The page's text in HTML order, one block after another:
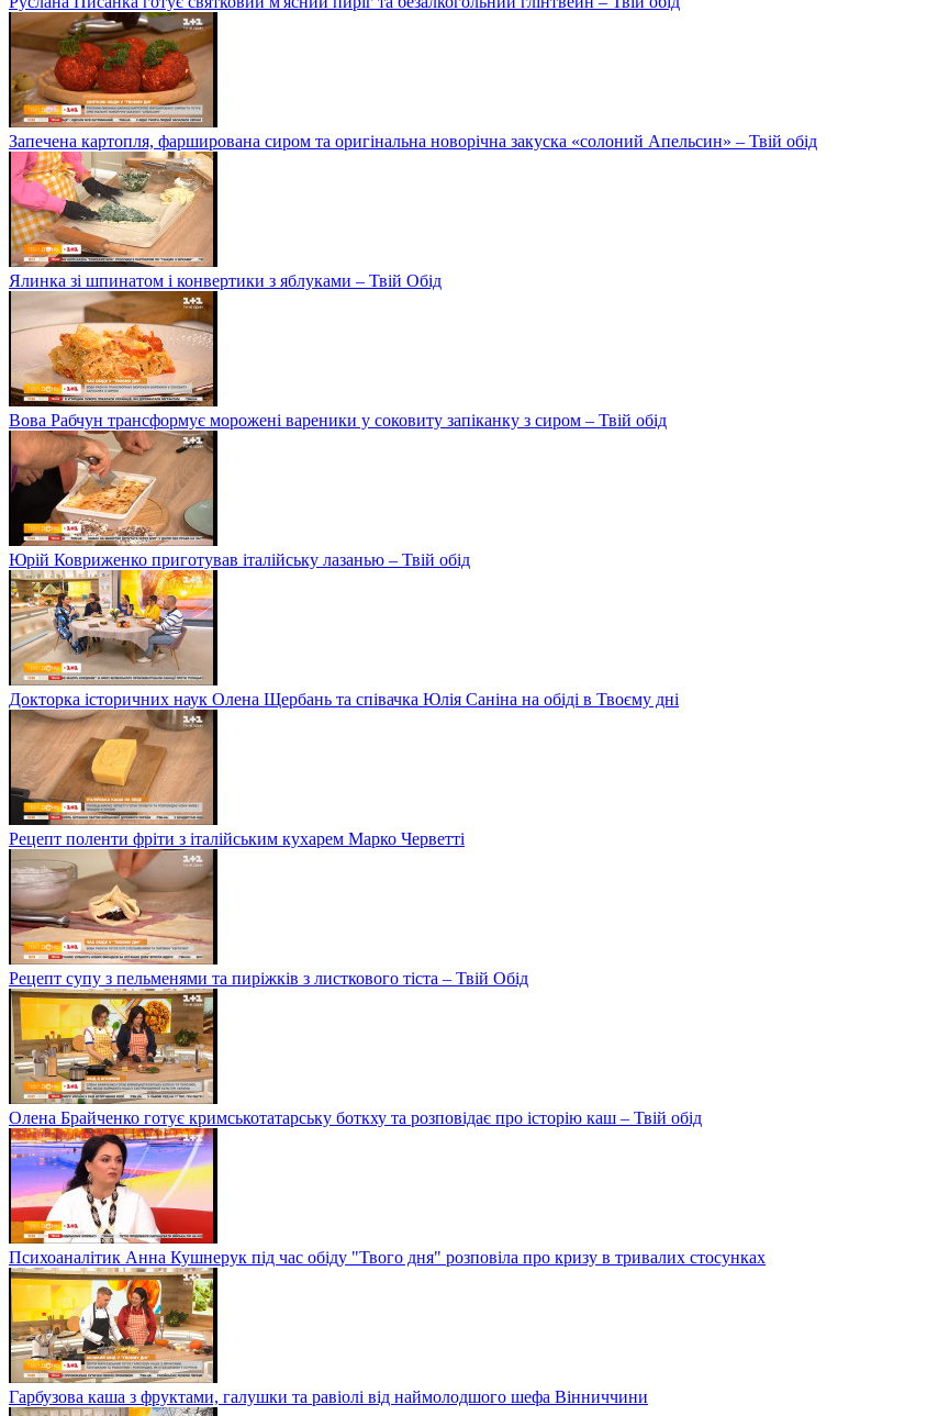
Запечена картопля, фарширована сиром та оригінальна новорічна закуска «солоний Апельсин» – Твій обід
Ялинка зі шпинатом і конвертики з яблуками – Твій Обід
Вова Рабчун трансформує морожені вареники у соковиту запіканку з сиром – Твій обід
Юрій Ковриженко приготував італійську лазанью – Твій обід
Докторка історичних наук Олена Щербань та співачка Юлія Саніна на обіді в Твоєму дні
Рецепт поленти фріти з італійським кухарем Марко Черветті
Рецепт супу з пельменями та пиріжків з листкового тіста – Твій Обід
Олена Брайченко готує кримськотатарську боткху та розповідає про історію каш – Твій обід
Психоаналітик Анна Кушнерук під час обіду "Твого дня" розповіла про кризу в тривалих стосунках
Гарбузова каша з фруктами, галушки та равіолі від наймолодшого шефа Вінниччини